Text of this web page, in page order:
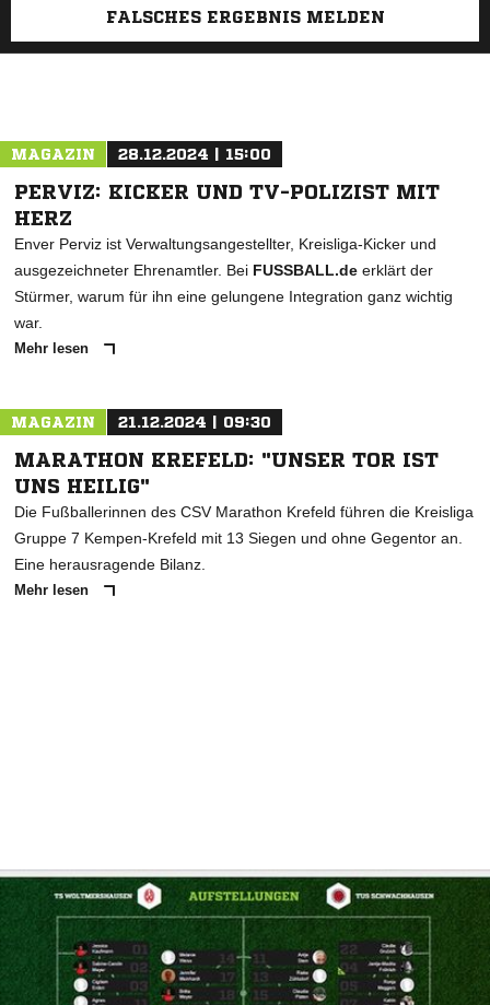
FALSCHES ERGEBNIS MELDEN
MAGAZIN 28.12.2024 | 15:00
PERVIZ: KICKER UND TV-POLIZIST MIT
HERZ
Enver Perviz ist Verwaltungsangestellter, Kreisliga-Kicker und
ausgezeichneter Ehrenamtler. Bei FUSSBALL.de erklärt der
Stürmer, warum für ihn eine gelungene Integration ganz wichtig
war.
Mehr lesen
MAGAZIN 21.12.2024 | 09:30
MARATHON KREFELD: "UNSER TOR IST
UNS HEILIG"
Die Fußballerinnen des CSV Marathon Krefeld führen die Kreisliga
Gruppe 7 Kempen-Krefeld mit 13 Siegen und ohne Gegentor an.
Eine herausragende Bilanz.
Mehr lesen